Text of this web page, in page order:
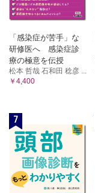
「感染症が苦手」な
研修医へ 感染症診
療の極意を伝授
松本 哲哉 石和田 稔彦 ...
￥4,400
7